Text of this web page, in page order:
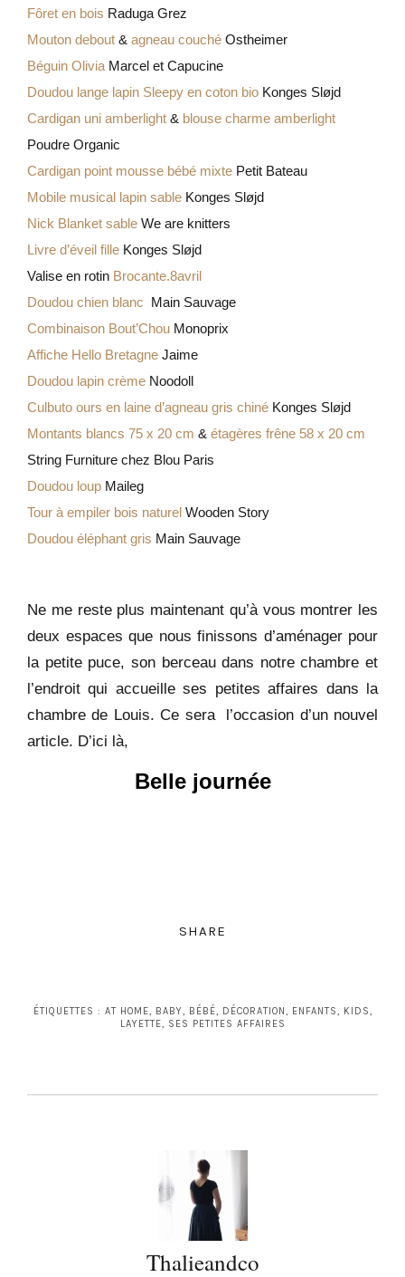
Fôret en bois Raduga Grez
Mouton debout & agneau couché Ostheimer
Béguin Olivia Marcel et Capucine
Doudou lange lapin Sleepy en coton bio Konges Sløjd
Cardigan uni amberlight & blouse charme amberlight
Poudre Organic
Cardigan point mousse bébé mixte Petit Bateau
Mobile musical lapin sable Konges Sløjd
Nick Blanket sable We are knitters
Livre d’éveil fille Konges Sløjd
Valise en rotin Brocante.8avril
Doudou chien blanc
Main Sauvage
Combinaison Bout’Chou Monoprix
Affiche Hello Bretagne Jaime
Doudou lapin crème Noodoll
Culbuto ours en laine d’agneau gris chiné Konges Sløjd
Montants blancs 75 x 20 cm & étagères frêne 58 x 20 cm
String Furniture chez Blou Paris
Doudou loup Maileg
Tour à empiler bois naturel Wooden Story
Doudou éléphant gris Main Sauvage
Ne me reste plus maintenant qu’à vous montrer les
deux espaces que nous finissons d’aménager pour
la petite puce, son berceau dans notre chambre et
l’endroit qui accueille ses petites affaires dans la
chambre de Louis. Ce sera l’occasion d’un nouvel
article. D’ici là,
Belle journée
SHARE
ÉTIQUETTES : AT HOME, BABY, BÉBÉ, DÉCORATION, ENFANTS, KIDS,
LAYETTE, SES PETITES AFFAIRES
Thalieandco